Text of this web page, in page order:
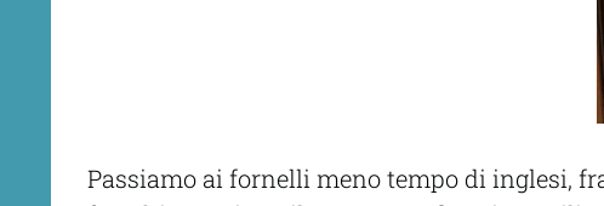
Passiamo ai fornelli meno tempo di inglesi,